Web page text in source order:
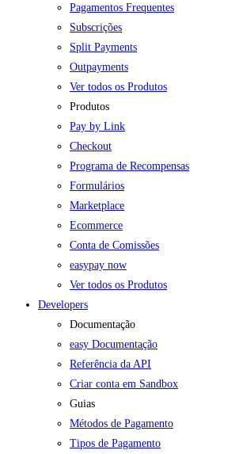
Pagamentos Frequentes
Subscrições
Split Payments
Outpayments
Ver todos os Produtos
Produtos
Pay by Link
Checkout
Programa de Recompensas
Formulários
Marketplace
Ecommerce
Conta de Comissões
easypay now
Ver todos os Produtos
Developers
Documentação
easy Documentação
Referência da API
Criar conta em Sandbox
Guias
Métodos de Pagamento
Tipos de Pagamento